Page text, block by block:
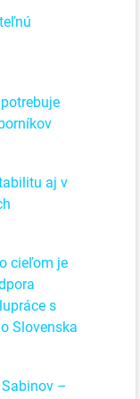
aj v
cieľom je
s
Slovenska
–